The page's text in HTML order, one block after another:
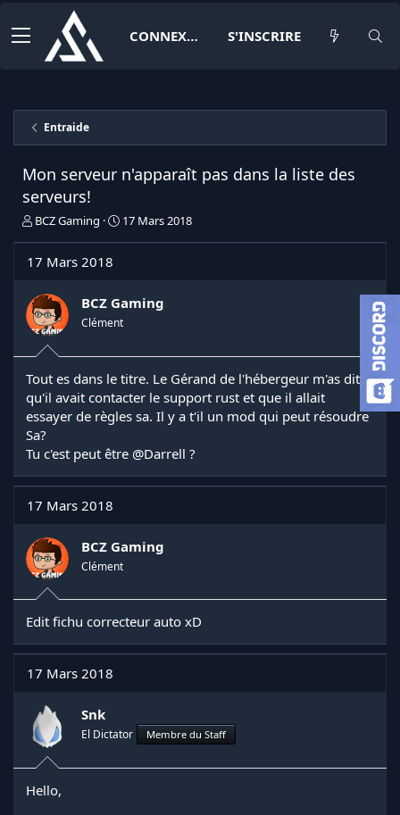
CONNEXION S'INSCRIRE
Entraide
Mon serveur n'apparaît pas dans la liste des
serveurs!
I
t
a
t
e
u
d
e
l
d
i
s
u
s
i
o
BCZ Gaming
D
e
d
é
t
17 Mars 2018
17 Mars 2018
BCZ Gaming
Clément
Tout es dans le titre. Le Gérand de l'hébergeur m'as dit
qu'il avait contacter le support rust et que il allait
essayer de règles sa. Il y a t'il un mod qui peut résoudre
Sa?
Tu c'est peut être @Darrell ?
17 Mars 2018
BCZ Gaming
Clément
Edit fichu correcteur auto xD
17 Mars 2018
Snk
El Dictator Membre du Staff
Hello,